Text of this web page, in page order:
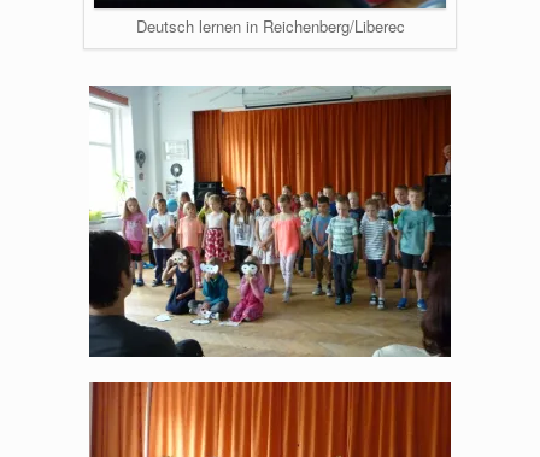
Deutsch lernen in Reichenberg/Liberec